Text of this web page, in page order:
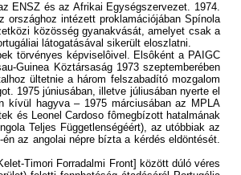
ENSZ és az Afrikai Egységszervezet. 1974.
intézett proklamációjában Spínola
közösség gyanakvását, amelyet csak a
látogatásával sikerült eloszlatni.
törvényes képviselôivel. Elsôként a PAIGC
Guinea Köztársaság 1973 szeptemberében
ültetnie a három felszabadító mozgalom
1975 júniusában, illetve júliusában nyerte el
kívül hagyva – 1975 márciusában az MPLA
és Leonel Cardoso fômegbízott hatalmának
Teljes Függetlenségéért), az utóbbiak az
az angolai népre bízta a kérdés eldöntését.
Timori Forradalmi Front] között dúló véres